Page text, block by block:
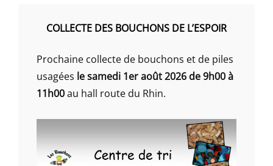
COLLECTE DES BOUCHONS DE L’ESPOIR
Prochaine collecte de bouchons et de piles
usagées le samedi 1er août 2026 de 9h00 à
11h00au hall route du Rhin.